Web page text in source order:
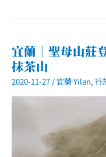
宜蘭｜聖母山莊
抹茶山
2020-11-27 / 宜蘭 Yilan, 行